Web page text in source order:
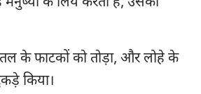
के फाटकों को तोड़ा, और लोहे के
किया।